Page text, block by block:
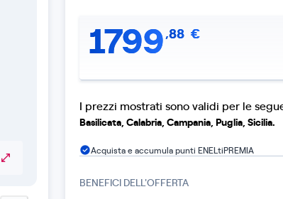
1799,88 €
I prezzi mostrati sono validi per le
Basilicata, Calabria, Campania, Puglia, Sicilia.
Acquista e accumula punti ENELtiPREMIA
BENEFICI DELL'OFFERTA